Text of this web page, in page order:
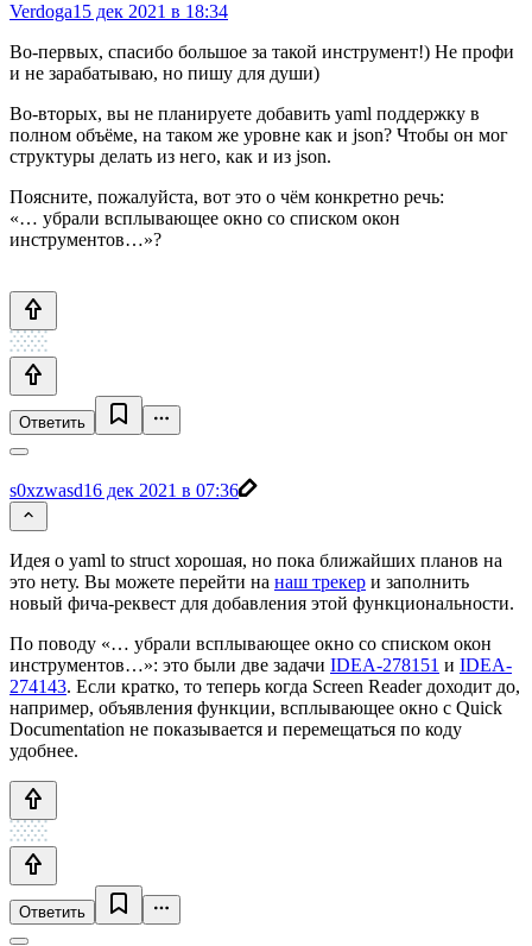
Verdoga15 дек 2021 в 18:34
Во-первых, спасибо большое за такой инструмент!) Не профи
и не зарабатываю, но пишу для души)
Во-вторых, вы не планируете добавить yaml поддержку в
полном объёме, на таком же уровне как и json? Чтобы он мог
структуры делать из него, как и из json.
Поясните, пожалуйста, вот это о чём конкретно речь:
«… убрали всплывающее окно со списком окон
инструментов…»?
Ответить
s0xzwasd16 дек 2021 в 07:36
Идея о yaml to struct хорошая, но пока ближайших планов на
это нету. Вы можете перейти на наш трекер и заполнить
новый фича-реквест для добавления этой функциональности.
По поводу «… убрали всплывающее окно со списком окон
инструментов…»: это были две задачи IDEA-278151 и IDEA-
274143. Если кратко, то теперь когда Screen Reader доходит до,
например, объявления функции, всплывающее окно с Quick
Documentation не показывается и перемещаться по коду
удобнее.
Ответить